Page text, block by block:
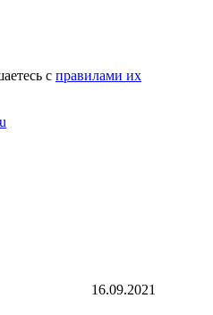
с правилами их
16.09.2021